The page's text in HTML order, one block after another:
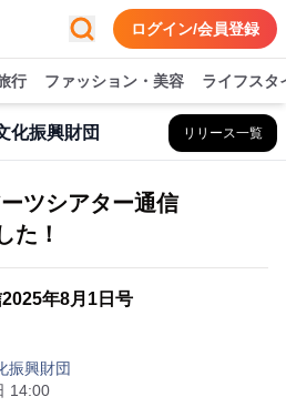
ログイン/会員登録
行 ファッション・美容 ライフスタ
化振興財団 リリース一覧
ツシアター通信
た！
年8月1日号
振興財団
14:00